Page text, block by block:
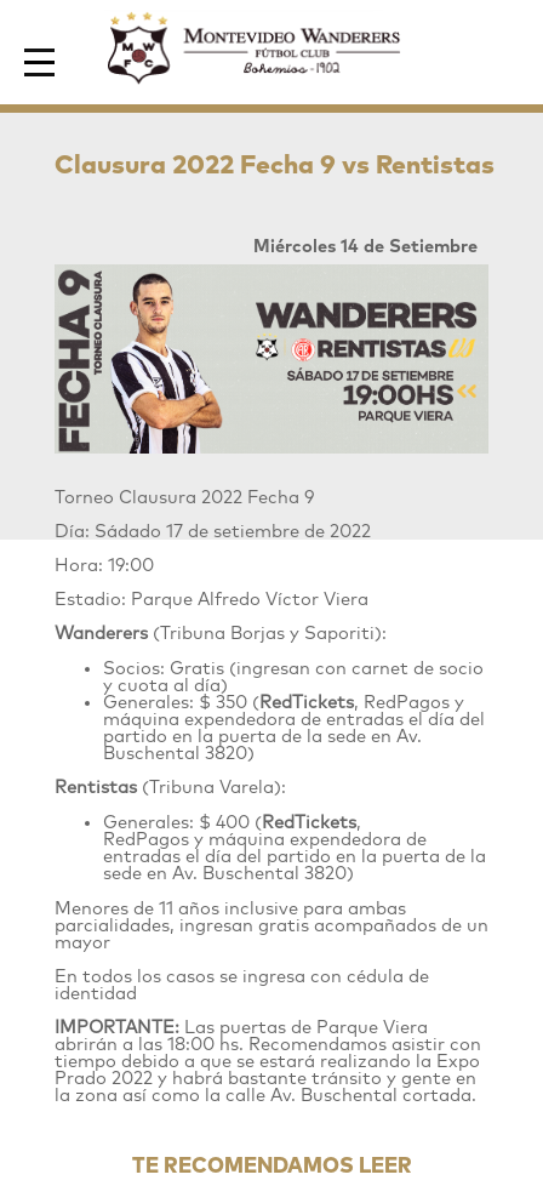
Area de Socios
Clausura 2022 Fecha 9 vs Rentistas
Miércoles 14 de Setiembre
Torneo Clausura 2022 Fecha 9
Día: Sádado 17 de setiembre de 2022
Hora: 19:00
Estadio: Parque Alfredo Víctor Viera
Wanderers(Tribuna Borjas y Saporiti):
Socios: Gratis (ingresan con carnet de socio
y cuota al día)
Generales: $ 350 (RedTickets, RedPagos y
máquina expendedora de entradas el día del
partido en la puerta de la sede en Av.
Buschental 3820)
Rentistas(Tribuna Varela):
Generales: $ 400 (RedTickets,
RedPagos y máquina expendedora de
entradas el día del partido en la puerta de la
sede en Av. Buschental 3820)
Menores de 11 años inclusive para ambas
parcialidades, ingresan gratis acompañados de un
mayor
En todos los casos se ingresa con cédula de
identidad
IMPORTANTE:Las puertas de Parque Viera
abrirán a las 18:00 hs. Recomendamos asistir con
tiempo debido a que se estará realizando la Expo
Prado 2022 y habrá bastante tránsito y gente en
la zona así como la calle Av. Buschental cortada.
TE RECOMENDAMOS LEER